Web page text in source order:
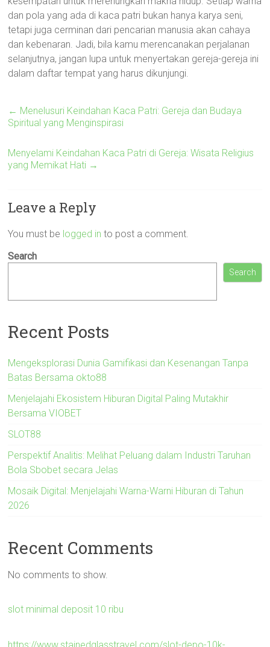
dan pola yang ada di kaca patri bukan hanya karya seni,
tetapi juga cerminan dari pencarian manusia akan cahaya
dan kebenaran. Jadi, bila kamu merencanakan perjalanan
selanjutnya, jangan lupa untuk menyertakan gereja-gereja ini
dalam daftar tempat yang harus dikunjungi.
← Menelusuri Keindahan Kaca Patri: Gereja dan Budaya
Spiritual yang Menginspirasi
Menyelami Keindahan Kaca Patri di Gereja: Wisata Religius
yang Memikat Hati →
Leave a Reply
You must be logged in to post a comment.
Search
Search
Recent Posts
Mengeksplorasi Dunia Gamifikasi dan Kesenangan Tanpa
Batas Bersama okto88
Menjelajahi Ekosistem Hiburan Digital Paling Mutakhir
Bersama VIOBET
SLOT88
Perspektif Analitis: Melihat Peluang dalam Industri Taruhan
Bola Sbobet secara Jelas
Mosaik Digital: Menjelajahi Warna-Warni Hiburan di Tahun
2026
Recent Comments
No comments to show.
slot minimal deposit 10 ribu
https://www.stainedglasstravel.com/slot-depo-10k-